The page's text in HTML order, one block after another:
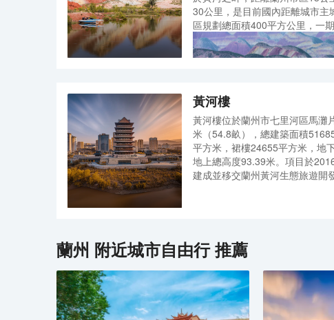
30公里，是目前國內距離城市
區規劃總面積400平方公里，一
里，是目前國內已發現面積較大
要以紅山灣地貌為主，兼有丹霞
景區依托丹霞地貌佈設絲路霞
及全長2550m的丹霞棧道等觀景
作為全省重點文化旅遊類項目，
「生態環保、綠色發展、保持原
托蘭州市獨特的資源優勢，放眼
旅產業新的增長極，打造蘭州文
黃河樓
黃河樓位於蘭州市七里河區馬灘
米（54.8畝），總建築面積
平方米，裙樓24655平方米，地
地上總高度93.39米。項目於
建成並移交蘭州黃河生態旅遊開
化、絲路文化和蘭州歷史文化
設置主題演藝區，三樓遊客服務
區，六、七樓新聞發布廳、廣電
體演播廳，八至十二樓設置遊客
覽館，十三樓黃河石精品展，十
博物館，十六樓雲上蘭州觀景平
蘭州》實景演出。
蘭州 附近城市自由行 推薦